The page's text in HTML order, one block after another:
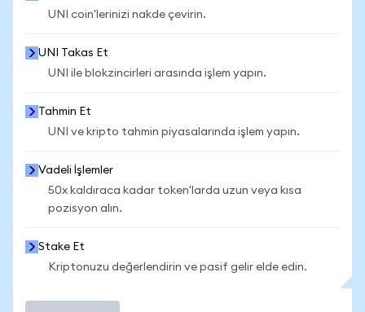
UNI coin'lerinizi nakde çevirin.
UNI Takas Et
UNI ile blokzincirleri arasında işlem yapın.
Tahmin Et
UNI ve kripto tahmin piyasalarında işlem yapın.
Vadeli İşlemler
50x kaldıraca kadar token'larda uzun veya kısa
pozisyon alın.
Stake Et
Kriptonuzu değerlendirin ve pasif gelir elde edin.